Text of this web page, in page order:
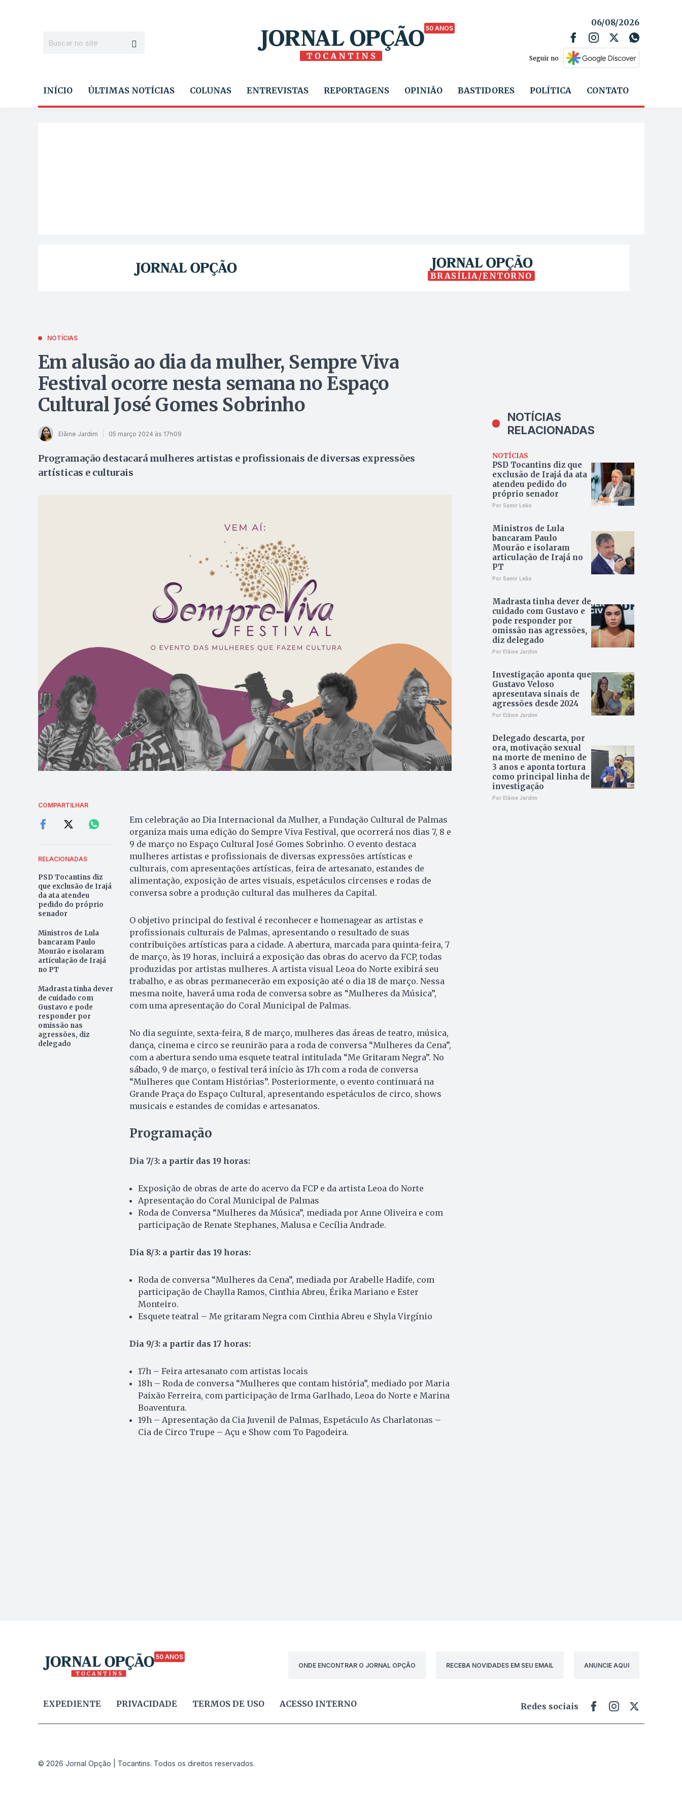
50 ANOS
06/08/2026
Seguir no
INÍCIO ÚLTIMAS NOTÍCIAS COLUNAS ENTREVISTAS REPORTAGENS OPINIÃO BASTIDORES POLÍTICA CONTATO
BRASÍLIA/ENTORNO
NOTÍCIAS
Em alusão ao dia da mulher, Sempre Viva
Festival ocorre nesta semana no Espaço
Cultural José Gomes Sobrinho
Elâine Jardim 05 março 2024 às 17h09
Programação destacará mulheres artistas e profissionais de diversas expressões
artísticas e culturais
COMPARTILHAR
RELACIONADAS
PSD Tocantins diz
que exclusão de Irajá
da ata atendeu
pedido do próprio
senador
Ministros de Lula
bancaram Paulo
Mourão e isolaram
articulação de Irajá
no PT
Madrasta tinha dever
de cuidado com
Gustavo e pode
responder por
omissão nas
agressões, diz
delegado
Em celebração ao Dia Internacional da Mulher, a Fundação Cultural de Palmas
organiza mais uma edição do Sempre Viva Festival, que ocorrerá nos dias 7, 8 e
9 de março no Espaço Cultural José Gomes Sobrinho. O evento destaca
mulheres artistas e profissionais de diversas expressões artísticas e
culturais, com apresentações artísticas, feira de artesanato, estandes de
alimentação, exposição de artes visuais, espetáculos circenses e rodas de
conversa sobre a produção cultural das mulheres da Capital.
O objetivo principal do festival é reconhecer e homenagear as artistas e
profissionais culturais de Palmas, apresentando o resultado de suas
contribuições artísticas para a cidade. A abertura, marcada para quinta-feira, 7
de março, às 19 horas, incluirá a exposição das obras do acervo da FCP, todas
produzidas por artistas mulheres. A artista visual Leoa do Norte exibirá seu
trabalho, e as obras permanecerão em exposição até o dia 18 de março. Nessa
mesma noite, haverá uma roda de conversa sobre as “Mulheres da Música”,
com uma apresentação do Coral Municipal de Palmas.
No dia seguinte, sexta-feira, 8 de março, mulheres das áreas de teatro, música,
dança, cinema e circo se reunirão para a roda de conversa “Mulheres da Cena”,
com a abertura sendo uma esquete teatral intitulada “Me Gritaram Negra”. No
sábado, 9 de março, o festival terá início às 17h com a roda de conversa
“Mulheres que Contam Histórias”. Posteriormente, o evento continuará na
Grande Praça do Espaço Cultural, apresentando espetáculos de circo, shows
musicais e estandes de comidas e artesanatos.
Programação
Dia 7/3: a partir das 19 horas:
Exposição de obras de arte do acervo da FCP e da artista Leoa do Norte
Apresentação do Coral Municipal de Palmas
Roda de Conversa “Mulheres da Música”, mediada por Anne Oliveira e com
participação de Renate Stephanes, Malusa e Cecília Andrade.
Dia 8/3: a partir das 19 horas:
Roda de conversa “Mulheres da Cena”, mediada por Arabelle Hadife, com
participação de Chaylla Ramos, Cinthia Abreu, Érika Mariano e Ester
Monteiro.
Esquete teatral – Me gritaram Negra com Cinthia Abreu e Shyla Virgínio
Dia 9/3: a partir das 17 horas:
17h – Feira artesanato com artistas locais
18h – Roda de conversa “Mulheres que contam história”, mediado por Maria
Paixão Ferreira, com participação de Irma Garlhado, Leoa do Norte e Marina
Boaventura.
19h – Apresentação da Cia Juvenil de Palmas, Espetáculo As Charlatonas –
Cia de Circo Trupe – Açu e Show com To Pagodeira.
NOTÍCIAS
RELACIONADAS
NOTÍCIAS
PSD Tocantins diz que
exclusão de Irajá da ata
atendeu pedido do
próprio senador
Por Samir Leão
Ministros de Lula
bancaram Paulo
Mourão e isolaram
articulação de Irajá no
PT
Por Samir Leão
Madrasta tinha dever de
cuidado com Gustavo e
pode responder por
omissão nas agressões,
diz delegado
Por Elâine Jardim
Investigação aponta que
Gustavo Veloso
apresentava sinais de
agressões desde 2024
Por Elâine Jardim
Delegado descarta, por
ora, motivação sexual
na morte de menino de
3 anos e aponta tortura
como principal linha de
investigação
Por Elâine Jardim
50 ANOS
ONDE ENCONTRAR O JORNAL OPÇÃO
RECEBA NOVIDADES EM SEU EMAIL ANUNCIE AQUI
EXPEDIENTE PRIVACIDADE TERMOS DE USO ACESSO INTERNO Redes sociais
© 2026 Jornal Opção | Tocantins. Todos os direitos reservados.